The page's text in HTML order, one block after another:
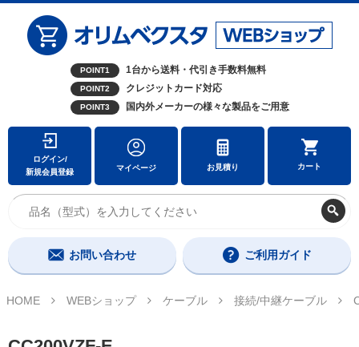
POINT1 1台から送料・代引き手数料無料
POINT2 クレジットカード対応
POINT3 国内外メーカーの様々な製品をご用意
ログイン/
新規会員登録
マイページ お見積り カート
お問い合わせ ご利用ガイド
HOME WEBショップ ケーブル 接続/中継ケーブル